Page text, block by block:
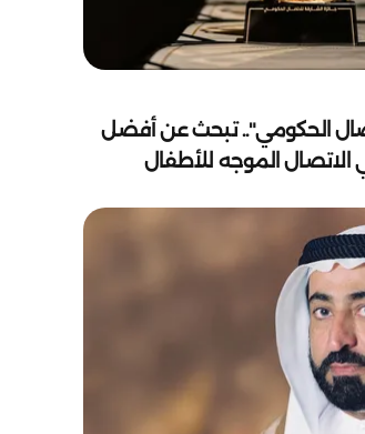
الحكومي".. تبحث عن أفضل
الاتصال الموجه للأطفال